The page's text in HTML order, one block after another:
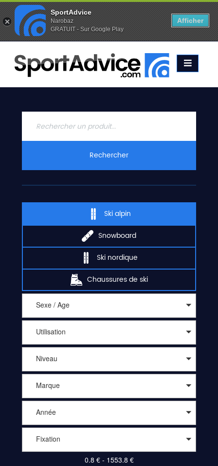
Favoris (0) Alertes (0)
ACCUEIL
SKIS
2020
CONTACT
Rechercher
Ski alpin
Snowboard
Ski nordique
Chaussures de ski
Sexe / Age
Utilisation
Niveau
Marque
Année
Fixation
SportAdvice
Narobaz
GRATUIT - Sur Google Play
Afficher